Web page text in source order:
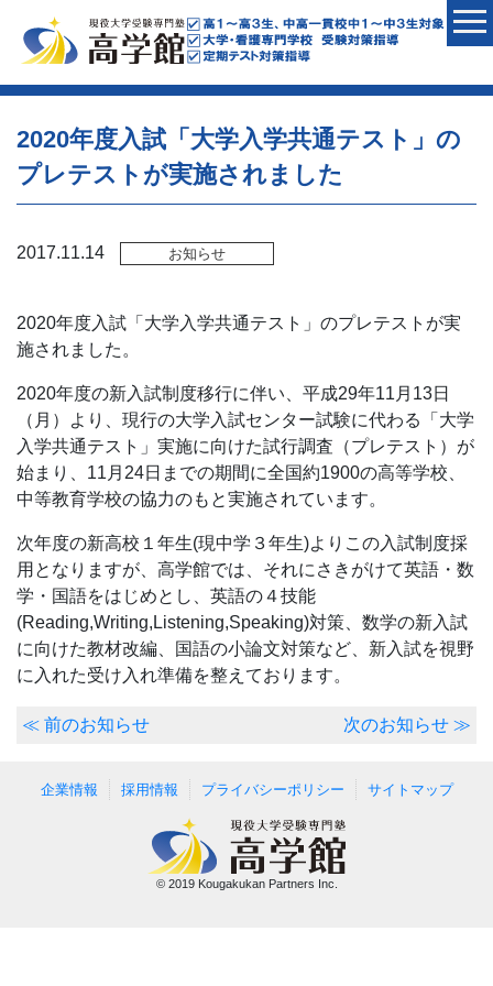
2020年度入試「大学入学共通テスト」の
プレテストが実施されました
2017.11.14 お知らせ
2020年度入試「大学入学共通テスト」のプレテストが実
施されました。
2020年度の新入試制度移行に伴い、平成29年11月13日
（月）より、現行の大学入試センター試験に代わる「大学
入学共通テスト」実施に向けた試行調査（プレテスト）が
始まり、11月24日までの期間に全国約1900の高等学校、
中等教育学校の協力のもと実施されています。
次年度の新高校１年生(現中学３年生)よりこの入試制度採
用となりますが、高学館では、それにさきがけて英語・数
学・国語をはじめとし、英語の４技能
(Reading,Writing,Listening,Speaking)対策、数学の新入試
に向けた教材改編、国語の小論文対策など、新入試を視野
に入れた受け入れ準備を整えております。
≪ 前のお知らせ 次のお知らせ ≫
企業情報 採用情報 プライバシーポリシー サイトマップ
© 2019 Kougakukan Partners Inc.